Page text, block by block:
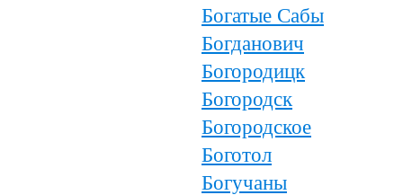
Богатые Сабы
Богданович
Богородицк
Богородск
Богородское
Боготол
Богучаны